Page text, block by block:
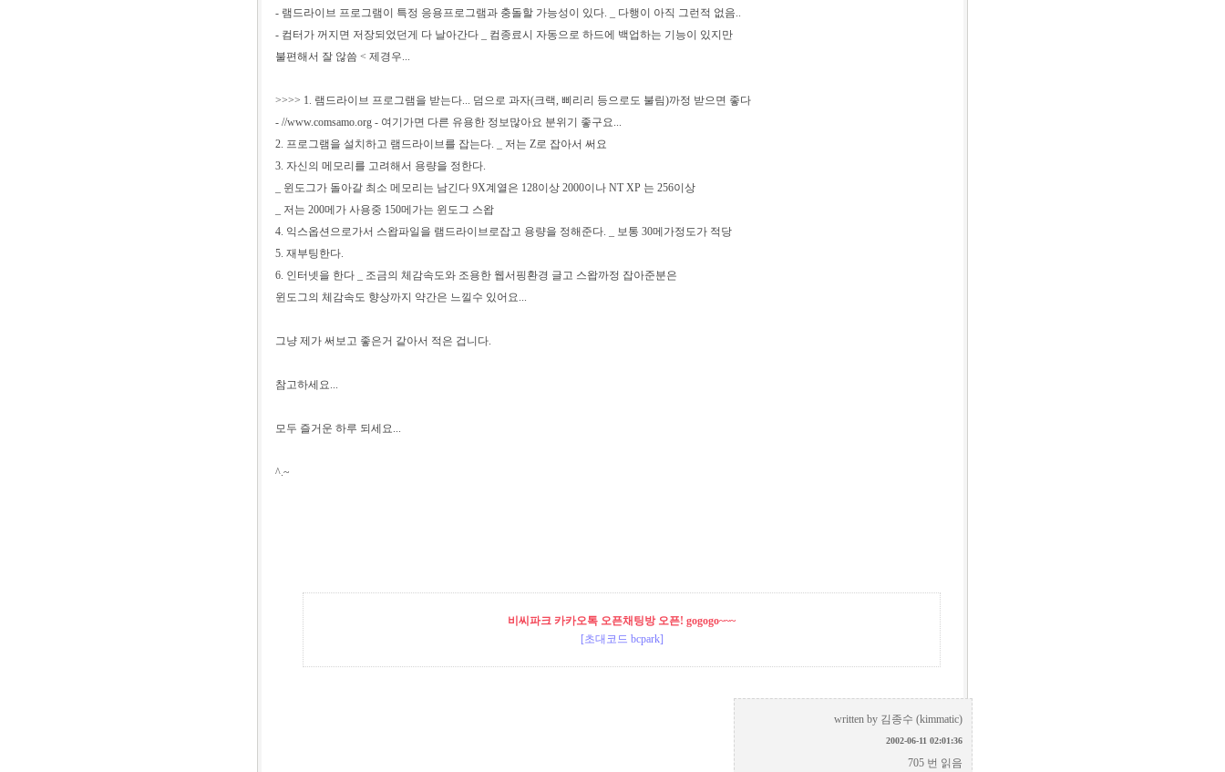
- 램드라이브 프로그램이 특정 응용프로그램과 충돌할 가능성이 있다. _ 다행이 아직 그런적 없음..
- 컴터가 꺼지면 저장되었던게 다 날아간다 _ 컴종료시 자동으로 하드에 백업하는 기능이 있지만
불편해서 잘 않씀 < 제경우...
>>>> 1. 램드라이브 프로그램을 받는다... 덤으로 과자(크랙, 삐리리 등으로도 불림)까정 받으면 좋다
- //www.comsamo.org - 여기가면 다른 유용한 정보많아요 분위기 좋구요...
2. 프로그램을 설치하고 램드라이브를 잡는다. _ 저는 Z로 잡아서 써요
3. 자신의 메모리를 고려해서 용량을 정한다.
_ 윈도그가 돌아갈 최소 메모리는 남긴다 9X계열은 128이상 2000이나 NT XP 는 256이상
_ 저는 200메가 사용중 150메가는 윈도그 스왑
4. 익스옵션으로가서 스왑파일을 램드라이브로잡고 용량을 정해준다. _ 보통 30메가정도가 적당
5. 재부팅한다.
6. 인터넷을 한다 _ 조금의 체감속도와 조용한 웹서핑환경 글고 스왑까정 잡아준분은
윈도그의 체감속도 향상까지 약간은 느낄수 있어요...
그냥 제가 써보고 좋은거 같아서 적은 겁니다.
참고하세요...
모두 즐거운 하루 되세요...
^.~
비씨파크 카카오톡 오픈채팅방 오픈! gogogo~~~
[초대코드 bcpark]
written by 김종수 (kimmatic)
2002-06-11 02:01:36
705 번 읽음